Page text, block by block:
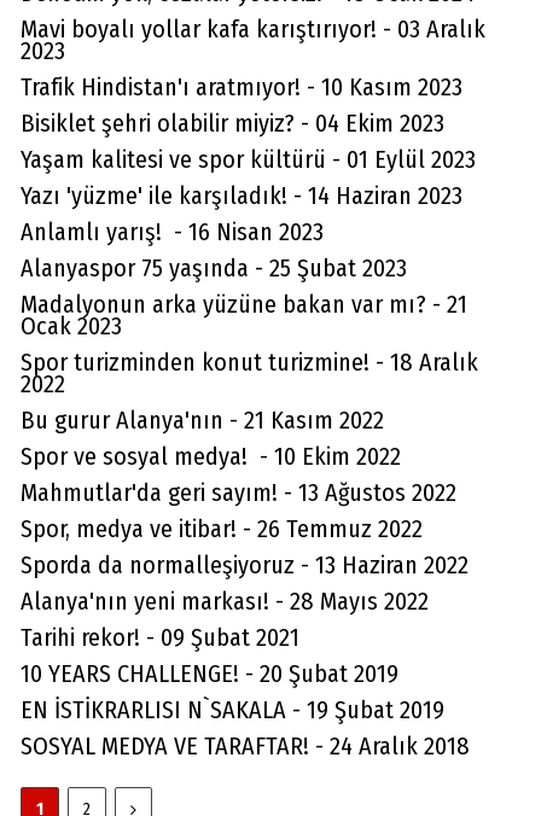
Mavi boyalı yollar kafa karıştırıyor! - 03 Aralık
2023
Trafik Hindistan'ı aratmıyor! - 10 Kasım 2023
Bisiklet şehri olabilir miyiz? - 04 Ekim 2023
Yaşam kalitesi ve spor kültürü - 01 Eylül 2023
Yazı 'yüzme' ile karşıladık! - 14 Haziran 2023
Anlamlı yarış! - 16 Nisan 2023
Alanyaspor 75 yaşında - 25 Şubat 2023
Madalyonun arka yüzüne bakan var mı? - 21
Ocak 2023
Spor turizminden konut turizmine! - 18 Aralık
2022
Bu gurur Alanya'nın - 21 Kasım 2022
Spor ve sosyal medya! - 10 Ekim 2022
Mahmutlar'da geri sayım! - 13 Ağustos 2022
Spor, medya ve itibar! - 26 Temmuz 2022
Sporda da normalleşiyoruz - 13 Haziran 2022
Alanya'nın yeni markası! - 28 Mayıs 2022
Tarihi rekor! - 09 Şubat 2021
10 YEARS CHALLENGE! - 20 Şubat 2019
EN İSTİKRARLISI N`SAKALA - 19 Şubat 2019
SOSYAL MEDYA VE TARAFTAR! - 24 Aralık 2018
1 2
Ali Şanlı
Julia Alaettinoglu